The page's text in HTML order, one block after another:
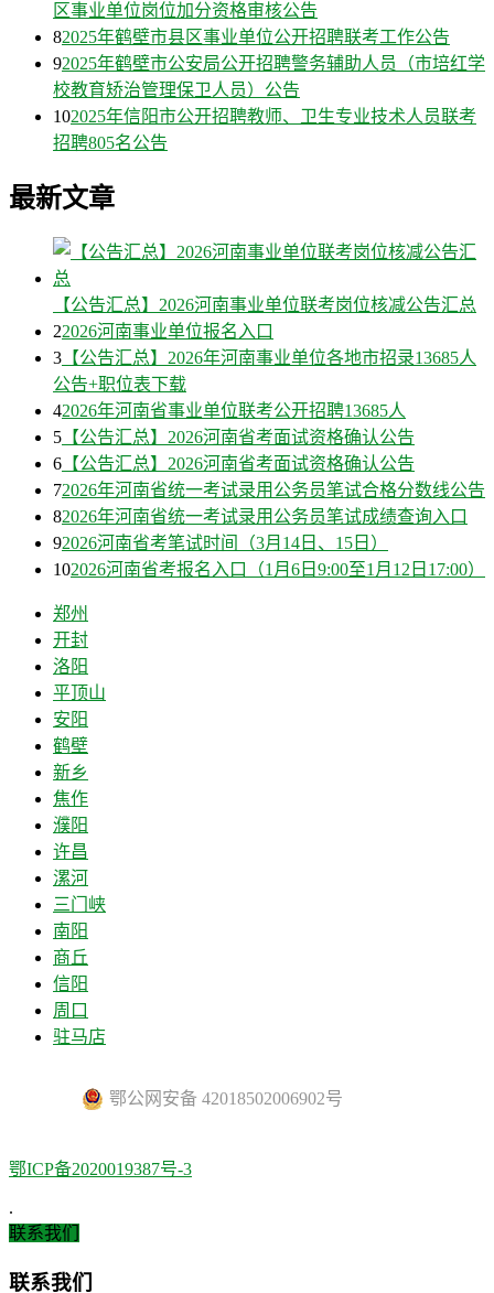
区事业单位岗位加分资格审核公告
82025年鹤壁市县区事业单位公开招聘联考工作公告
92025年鹤壁市公安局公开招聘警务辅助人员（市培红学
校教育矫治管理保卫人员）公告
102025年信阳市公开招聘教师、卫生专业技术人员联考
招聘805名公告
最新文章
【公告汇总】2026河南事业单位联考岗位核减公告汇总
22026河南事业单位报名入口
3 【公告汇总】2026年河南事业单位各地市招录13685人
公告+职位表下载
42026年河南省事业单位联考公开招聘13685人
5 【公告汇总】2026河南省考面试资格确认公告
6 【公告汇总】2026河南省考面试资格确认公告
72026年河南省统一考试录用公务员笔试合格分数线公告
82026年河南省统一考试录用公务员笔试成绩查询入口
92026河南省考笔试时间（3月14日、15日）
102026河南省考报名入口（1月6日9:00至1月12日17:00）
郑州
开封
洛阳
平顶山
安阳
鹤壁
新乡
焦作
濮阳
许昌
漯河
三门峡
南阳
商丘
信阳
周口
驻马店
鄂公网安备 42018502006902号
鄂ICP备2020019387号-3
.
联系我们
联系我们